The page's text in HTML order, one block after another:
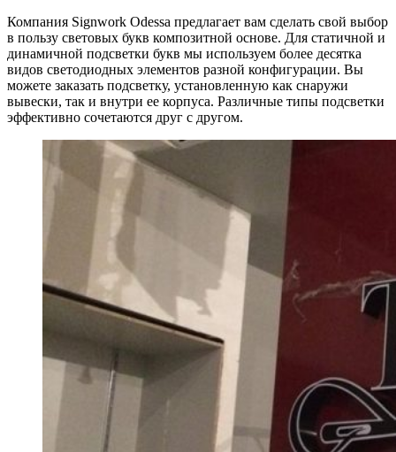
Компания Signwork Odessa предлагает вам сделать свой выбор
в пользу световых букв композитной основе. Для статичной и
динамичной подсветки букв мы используем более десятка
видов светодиодных элементов разной конфигурации. Вы
можете заказать подсветку, установленную как снаружи
вывески, так и внутри ее корпуса. Различные типы подсветки
эффективно сочетаются друг с другом.